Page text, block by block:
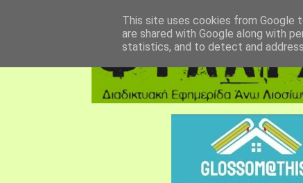
This site uses cookies from Google
are shared with Google along with
statistics, and to detect and